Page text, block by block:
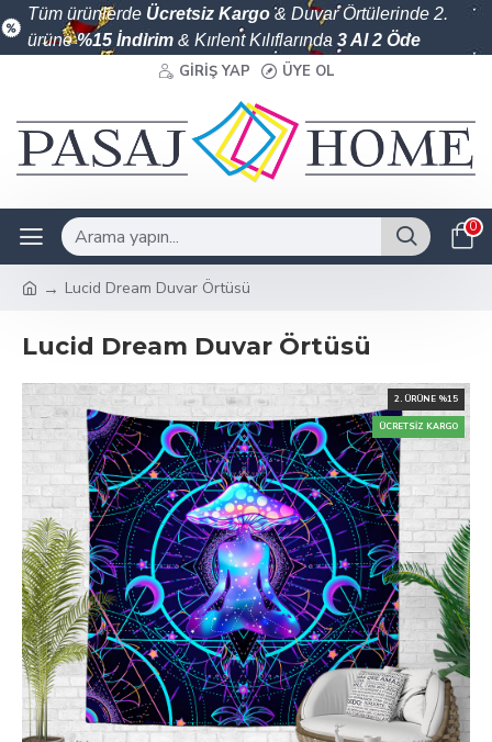
Tüm ürünlerde Ücretsiz Kargo& Duvar Örtülerinde 2.
ürüne%15 İndirim & Kırlent Kılıflarında 3 Al 2 Öde
GIRIŞ YAP ÜYE OL
0
Lucid Dream Duvar Örtüsü
Lucid Dream Duvar Örtüsü
ÜCRETSIZ KARGO
2. ÜRÜNE %15